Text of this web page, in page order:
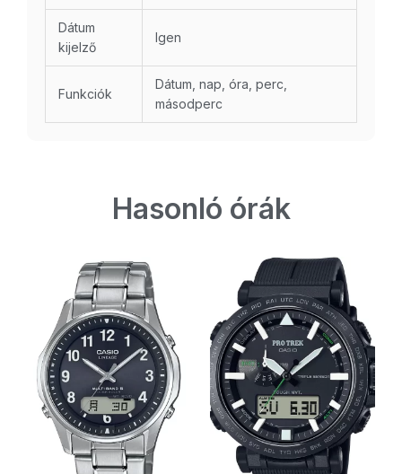
Dátum
kijelző
Igen
Funkciók
Dátum, nap, óra, perc,
másodperc
Hasonló órák